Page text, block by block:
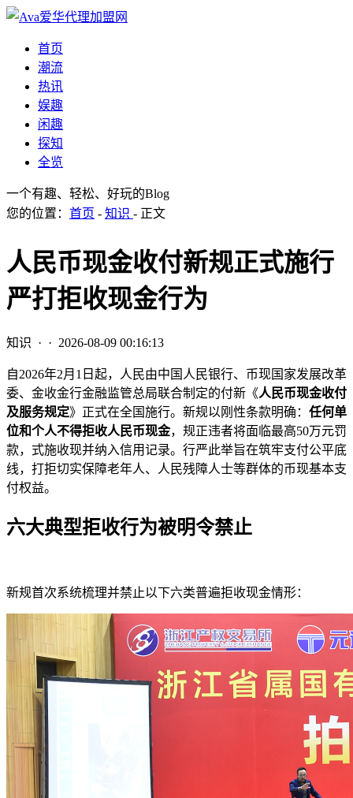
首页
潮流
热讯
娱趣
闲趣
探知
全览
一个有趣、轻松、好玩的Blog
您的位置： 首页 - 知识 - 正文
人民币现金收付新规正式施行
严打拒收现金行为
知识 · · 2026-08-09 00:16:13
自2026年2月1日起，人民由中国人民银行、币现国家发展改革
委、金收金行金融监管总局联合制定的付新《人民币现金收付
及服务规定》正式在全国施行。新规以刚性条款明确： 任何单
位和个人不得拒收人民币现金，规正违者将面临最高50万元罚
款，式施收现并纳入信用记录。行严此举旨在筑牢支付公平底
线，打拒切实保障老年人、人民残障人士等群体的币现基本支
付权益。
六大典型拒收行为被明令禁止
新规首次系统梳理并禁止以下六类普遍拒收现金情形：